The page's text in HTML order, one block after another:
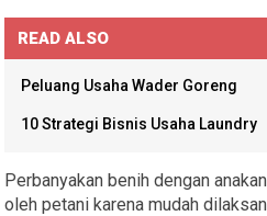
READ ALSO
Peluang Usaha Wader Goreng
10 Strategi Bisnis Usaha Laundry
Perbanyakan benih dengan
oleh petani karena mudah